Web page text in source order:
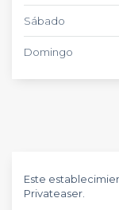
Sábado
Domingo
Este
Privateaser.